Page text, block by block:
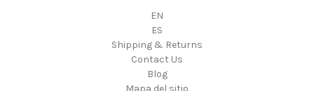
EN
ES
Shipping & Returns
Contact Us
Blog
Mapa del sitio